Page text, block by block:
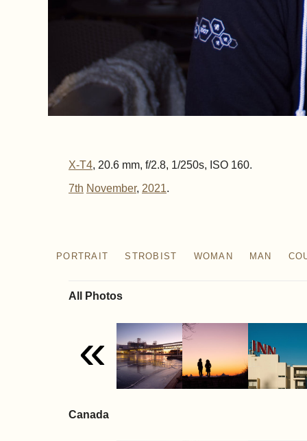
X-T4, 20.6 mm, f/2.8, 1/250s, ISO 160.
7th November, 2021.
PORTRAIT STROBIST WOMAN MAN
All Photos
«
Canada